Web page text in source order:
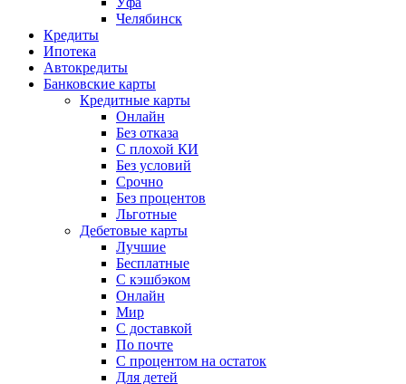
Челябинск
Кредиты
Ипотека
Автокредиты
Банковские карты
Кредитные карты
Онлайн
Без отказа
С плохой КИ
Без условий
Срочно
Без процентов
Льготные
Дебетовые карты
Лучшие
Бесплатные
С кэшбэком
Онлайн
Мир
С доставкой
По почте
С процентом на остаток
Для детей